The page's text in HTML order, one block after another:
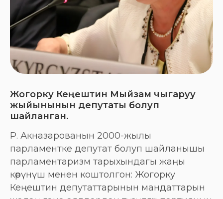
Жогорку Кеңештин Мыйзам чыгаруу
жыйынынын депутаты болуп
шайланган.
Р. Акназарованын 2000-жылы
парламентке депутат болуп шайланышы
парламентаризм тарыхындагы жаңы
көрүнүш менен коштолгон: Жогорку
Кеңештин депутаттарынын мандаттарын